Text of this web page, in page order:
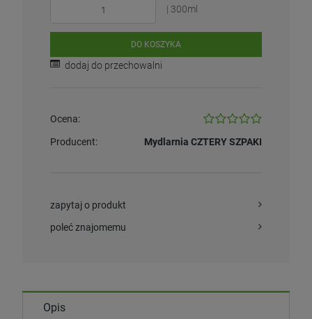
| 300ml
DO KOSZYKA
dodaj do przechowalni
Ocena:
Producent: Mydlarnia CZTERY SZPAKI
zapytaj o produkt
poleć znajomemu
Opis